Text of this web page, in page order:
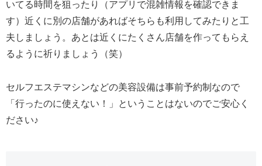
いてる時間を狙ったり（アプリで混雑情報を確認できま
す）近くに別の店舗があればそちらも利用してみたりと工
夫しましょう。あとは近くにたくさん店舗を作ってもらえ
るように祈りましょう（笑）
セルフエステマシンなどの美容設備は事前予約制なので
「行ったのに使えない！」ということはないのでご安心く
ださい♪